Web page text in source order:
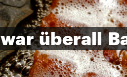
war überall